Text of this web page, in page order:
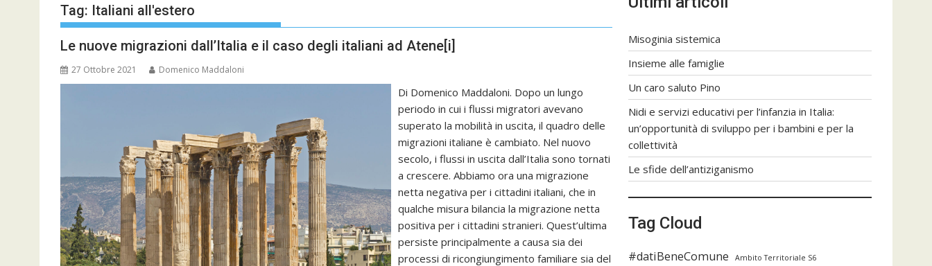
Tag: Italiani all'estero
Le nuove migrazioni dall’Italia e il caso degli italiani ad Atene[i]
27 Ottobre 2021 Domenico Maddaloni
Di Domenico Maddaloni. Dopo un lungo
periodo in cui i flussi migratori avevano
superato la mobilità in uscita, il quadro delle
migrazioni italiane è cambiato. Nel nuovo
secolo, i flussi in uscita dall’Italia sono tornati
a crescere. Abbiamo ora una migrazione
netta negativa per i cittadini italiani, che in
qualche misura bilancia la migrazione netta
positiva per i cittadini stranieri. Quest’ultima
persiste principalmente a causa sia dei
processi di ricongiungimento familiare sia del
Misoginia sistemica
Insieme alle famiglie
Un caro saluto Pino
Nidi e servizi educativi per l’infanzia in Italia:
un’opportunità di sviluppo per i bambini e per la
collettività
Le sfide dell’antiziganismo
Tag Cloud
#datiBeneComune
Ambito Territoriale S6